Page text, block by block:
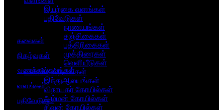
இயற்கை வளங்கள்
பதிவேடுகள்
நாணயங்கள்
சஞ்சிகைகள்
பத்திரிகைகள்
முத்திரைகள்
வெளியீடுகள்
வணக்கஸ்தலங்கள்
இந்துஆலயங்கள்
விநாயகர் கோயில்கள்
அம்மன் கோயில்கள்
சிவன் கோயில்கள்
கலைகள்
நிகழ்வுகள்
வணக்கஸ்தலங்கள்
வளங்கள்
பதிவேடுகள்